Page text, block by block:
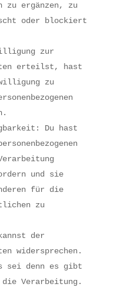
zu ergänzen, zu
oder blockiert
zur
erteilst, hast
zu
Du hast
und sie
für die
zu
der
widersprechen.
sei denn es gibt
Verarbeitung.